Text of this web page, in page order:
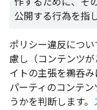
公開する行為を指し
ポリシー違反につ
慮し（コンテンツ
イトの主張を鵜呑
パーティのコンテ
うかを判断します。